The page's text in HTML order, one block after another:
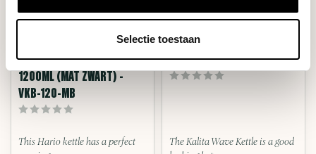
Selectie toestaan
BUONO DRIP KETTLE
1200ML (MAT ZWART) -
VKB-120-MB
This Hario kettle has a perfect
Kalita
WAVE KETTLE 1.0 L
The Kalita Wave Kettle is a good